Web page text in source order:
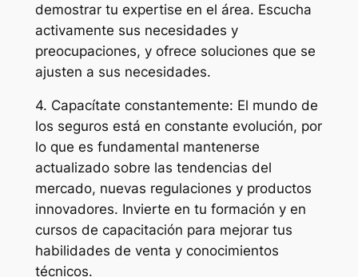
demostrar tu expertise en el área. Escucha
activamente sus necesidades y
preocupaciones, y ofrece soluciones que se
ajusten a sus necesidades.
4. Capacítate constantemente: El mundo de
los seguros está en constante evolución, por
lo que es fundamental mantenerse
actualizado sobre las tendencias del
mercado, nuevas regulaciones y productos
innovadores. Invierte en tu formación y en
cursos de capacitación para mejorar tus
habilidades de venta y conocimientos
técnicos.